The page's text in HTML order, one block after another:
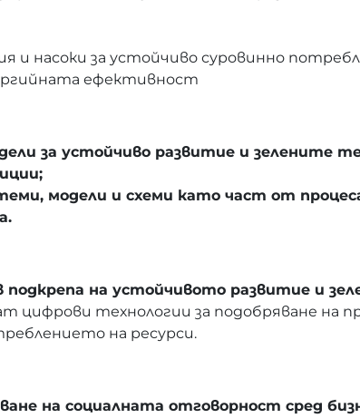
и насоки за устойчиво суровинно
ефективност
за устойчиво развитие и зелените
модели и схеми като част от
на устойчивото развитие и
цифрови технологии за подобряване
на ресурси.
на социалната отговорност сред